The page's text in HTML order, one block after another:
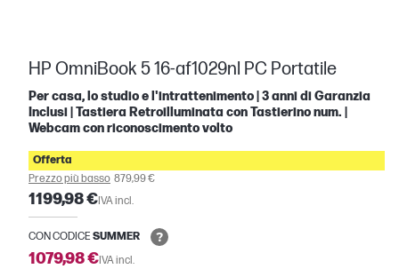
HP OmniBook 5 16-af1029nl PC Portatile
Per casa, lo studio e l'intrattenimento | 3 anni di Garanzia
Inclusi | Tastiera Retroilluminata con Tastierino num. |
Webcam con riconoscimento volto
Offerta
Prezzo più basso 879,99 €
1199,98 €IVA incl.
CON CODICESUMMER
1079,98 €IVA incl.